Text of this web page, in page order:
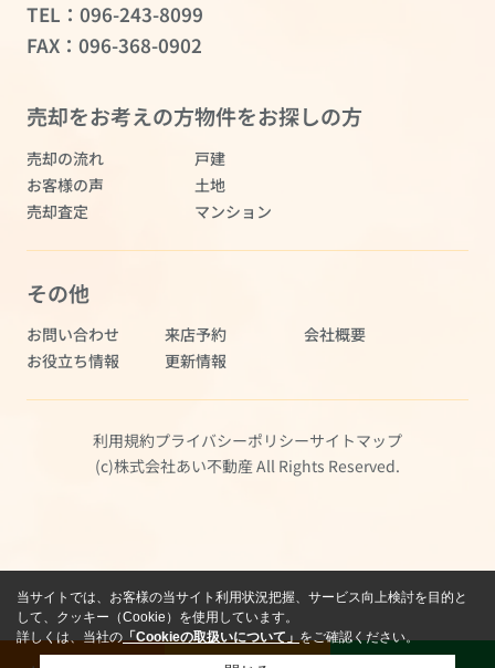
TEL： 096-243-8099
FAX：096-368-0902
売却をお考えの方
売却の流れ
お客様の声
売却査定
物件をお探しの方
戸建
土地
マンション
その他
お問い合わせ 来店予約
会社概要
お役立ち情報
更新情報
利用規約プライバシーポリシーサイトマップ
(c)株式会社あい不動産 All Rights Reserved.
当サイトでは、お客様の当サイト利用状況把握、サービス向上検討を目的と
して、クッキー（Cookie）を使用しています。
詳しくは、当社の 「Cookieの取扱いについて」 をご確認ください。